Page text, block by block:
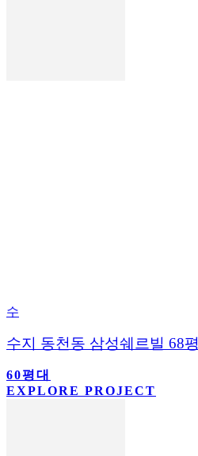
수
수지 동천동 삼성쉐르빌 68평
60평대
EXPLORE PROJECT